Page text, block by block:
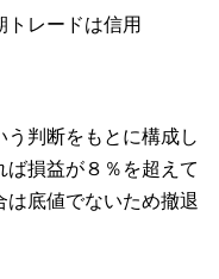
レードは信用
判断をもとに構成し
損益が８％を超えて
は底値でないため撤退